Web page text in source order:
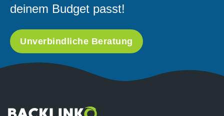
deinem Budget passt!
Unverbindliche Beratung